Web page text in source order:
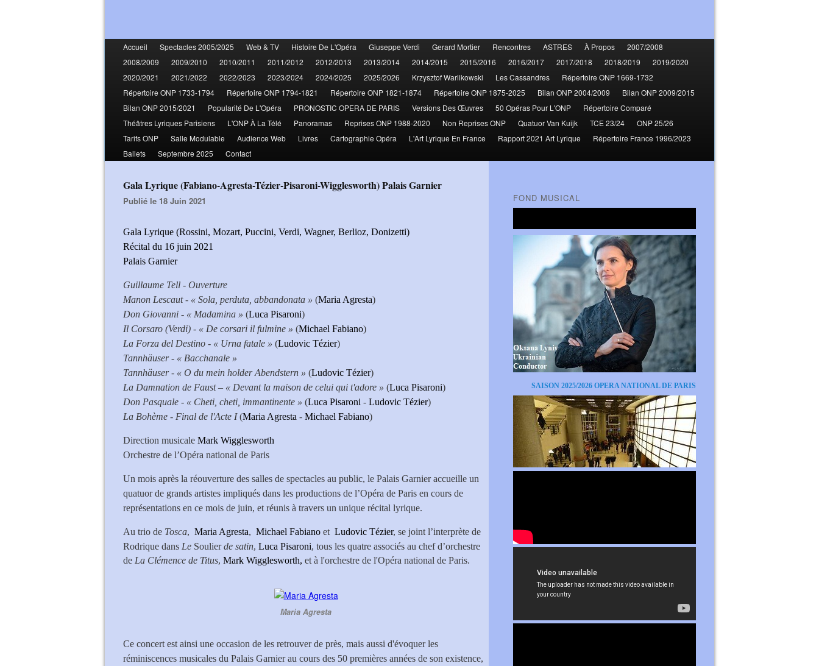
Accueil Spectacles 2005/2025 Web & TV Histoire De L'Opéra Giuseppe Verdi Gerard Mortier Rencontres ASTRES À Propos
2007/2008
2008/2009
2009/2010 2010/2011 2011/2012 2012/2013 2013/2014 2014/2015 2015/2016 2016/2017 2017/2018 2018/2019
2019/2020
2020/2021
2021/2022 2022/2023 2023/2024 2024/2025 2025/2026 Krzysztof Warlikowski Les Cassandres
Répertoire ONP 1669-1732
Répertoire ONP 1733-1794
Répertoire ONP 1794-1821 Répertoire ONP 1821-1874 Répertoire ONP 1875-2025 Bilan ONP 2004/2009
Bilan ONP 2009/2015
Bilan ONP 2015/2021
Popularité De L'Opéra PRONOSTIC OPERA DE PARIS Versions Des Œuvres 50 Opéras Pour L'ONP
Répertoire Comparé
Théâtres Lyriques Parisiens
L'ONP À La Télé Panoramas Reprises ONP 1988-2020 Non Reprises ONP Quatuor Van Kuijk TCE 23/24
ONP 25/26
Tarifs ONP
Salle Modulable Audience Web Livres Cartographie Opéra L'Art Lyrique En France Rapport 2021 Art Lyrique
Répertoire France 1996/2023
Ballets
Septembre 2025 Contact
Gala Lyrique (Fabiano-Agresta-Tézier-Pisaroni-Wigglesworth) Palais Garnier
Publié le 18 Juin 2021
Gala Lyrique (Rossini, Mozart, Puccini, Verdi, Wagner, Berlioz, Donizetti)
Récital du 16 juin 2021
Palais Garnier
Guillaume Tell - Ouverture
Manon Lescaut - « Sola, perduta, abbandonata » (Maria Agresta)
Don Giovanni - « Madamina » (Luca Pisaroni)
Il Corsaro (Verdi) - « De corsari il fulmine » (Michael Fabiano)
La Forza del Destino - « Urna fatale » (Ludovic Tézier)
Tannhäuser - « Bacchanale »
Tannhäuser - « O du mein holder Abendstern » (Ludovic Tézier)
La Damnation de Faust – « Devant la maison de celui qui t'adore » (Luca Pisaroni)
Don Pasquale - « Cheti, cheti, immantinente » (Luca Pisaroni - Ludovic Tézier)
La Bohème - Final de l'Acte I(Maria Agresta - Michael Fabiano)
Direction musicale Mark Wigglesworth
Orchestre de l’Opéra national de Paris
Un mois après la réouverture des salles de spectacles au public, le Palais Garnier accueille un
quatuor de grands artistes impliqués dans les productions de l’Opéra de Paris en cours de
représentations en ce mois de juin, et réunis à travers un unique récital lyrique.
Au trio de Tosca, Maria Agresta, Michael Fabiano et Ludovic Tézier, se joint l’interprète de
Rodrique dans Le Soulierde satin, Luca Pisaroni, tous les quatre associés au chef d’orchestre
de La Clémence de Titus, Mark Wigglesworth, et à l'orchestre de l'Opéra national de Paris.
Maria Agresta
Ce concert est ainsi une occasion de les retrouver de près, mais aussi d'évoquer les
réminiscences musicales du Palais Garnier au cours des 50 premières années de son existence,
FOND MUSICAL
SAISON 2025/2026 OPERA NATIONAL DE PARIS